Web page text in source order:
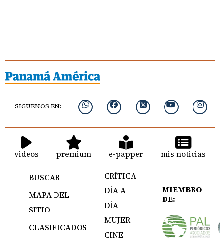
SIGUENOS EN:
videos premium e-papper mis noticias
BUSCAR
MAPA DEL
SITIO
CLASIFICADOS
CRÍTICA
DÍA A
DÍA
MUJER
CINE
MIEMBRO
DE: